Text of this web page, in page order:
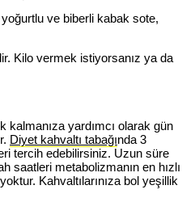
ve biberli kabak sote,
Kilo vermek istiyorsanız ya da
kalmanıza yardımcı olarak gün
Diyet kahvaltı tabağında 3
tercih edebilirsiniz. Uzun süre
saatleri metabolizmanın en hızlı
Kahvaltılarınıza bol yeşillik